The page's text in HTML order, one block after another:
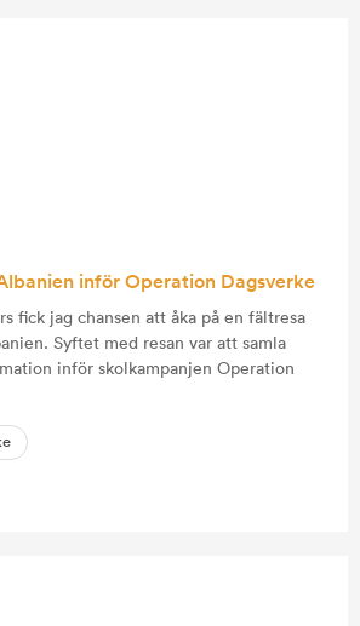
inför Operation Dagsverke
fick jag chansen att åka på en fältresa
Syftet med resan var att samla
inför skolkampanjen Operation